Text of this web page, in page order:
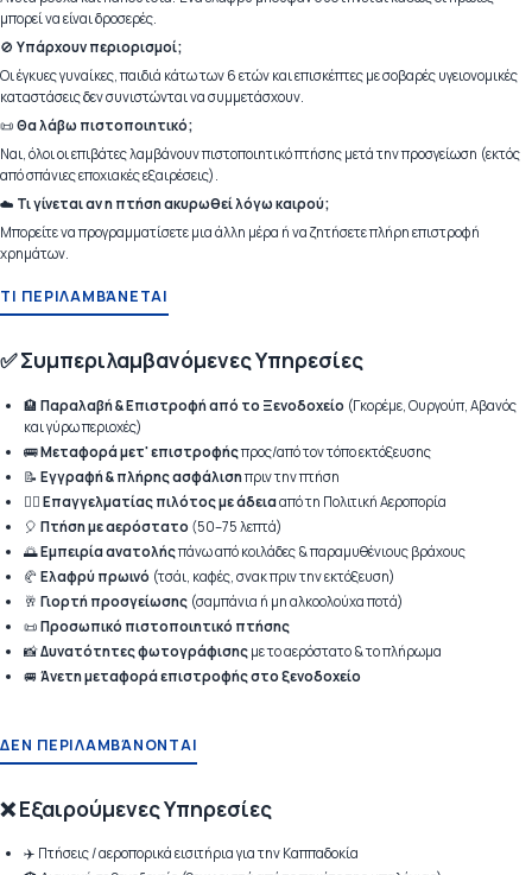
μπορεί να είναι δροσερές.
🚫 Υπάρχουν περιορισμοί;
Οι έγκυες γυναίκες, παιδιά κάτω των 6 ετών και επισκέπτες με σοβαρές υγειονομικές
καταστάσεις δεν συνιστώνται να συμμετάσχουν.
📜 Θα λάβω πιστοποιητικό;
Ναι, όλοι οι επιβάτες λαμβάνουν πιστοποιητικό πτήσης μετά την προσγείωση (εκτός
από σπάνιες εποχιακές εξαιρέσεις).
☁️ Τι γίνεται αν η πτήση ακυρωθεί λόγω καιρού;
Μπορείτε να προγραμματίσετε μια άλλη μέρα ή να ζητήσετε πλήρη επιστροφή
χρημάτων.
ΤΙ ΠΕΡΙΛΑΜΒΆΝΕΤΑΙ
✅ Συμπεριλαμβανόμενες Υπηρεσίες
🏨 Παραλαβή & Επιστροφή από το Ξενοδοχείο (Γκορέμε, Ουργούπ, Αβανός
και γύρω περιοχές)
🚌Μεταφορά μετ' επιστροφήςπρος/από τον τόπο εκτόξευσης
📝 Εγγραφή & πλήρης ασφάλισηπριν την πτήση
🧑‍✈️ Επαγγελματίας πιλότος με άδειααπό τη Πολιτική Αεροπορία
🎈 Πτήση με αερόστατο (50–75 λεπτά)
🌅Εμπειρία ανατολήςπάνω από κοιλάδες & παραμυθένιους βράχους
🥐 Ελαφρύ πρωινό (τσάι, καφές, σνακ πριν την εκτόξευση)
🥂 Γιορτή προσγείωσης (σαμπάνια ή μη αλκοολούχα ποτά)
📜 Προσωπικό πιστοποιητικό πτήσης
📸Δυνατότητες φωτογράφισης με το αερόστατο & το πλήρωμα
🚐 Άνετη μεταφορά επιστροφής στο ξενοδοχείο
ΔΕΝ ΠΕΡΙΛΑΜΒΆΝΟΝΤΑΙ
❌ Εξαιρούμενες Υπηρεσίες
✈️ Πτήσεις / αεροπορικά εισιτήρια για την Καππαδοκία